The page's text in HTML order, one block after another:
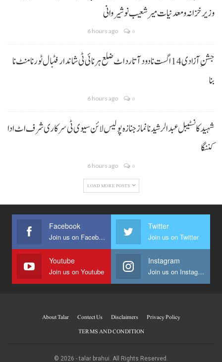
وزیر خزانہ و معدنیات میر شعیب نوشیروانی
6 hours ago 0
جشنِ آزادی 14 اگست نا دود آتا رد اٹ ضلع ہرنائی ٹی شاندار فٹبال ٹورنامنٹ نا
بنا
6 hours ago 0
شہید کانسٹیبل عبدالرشید نا نماز جنازہ پولیس لائن سیوی ٹی سرکاری شرف اٹ ادا
کننگا
6 hours ago 0
LOAD MORE POSTS
Facebook
Join us on Facebook
Twitter
Join us on Twitter
Youtube
Join us on Youtube
Instagram
Join us on Instagram
About Talar Contect Us Disclaimers
Privacy Policy
TERMS AND CONDITION
© 2026 - talar brahui. All Rights Reserved.